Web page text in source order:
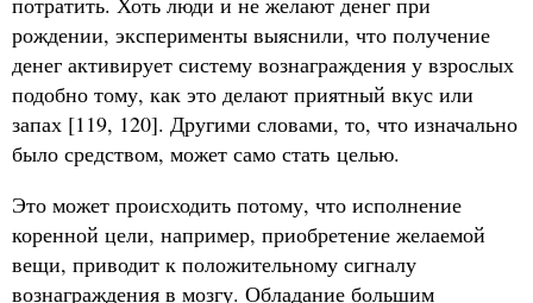
рождении, эксперименты выяснили, что получение
денег активирует систему вознаграждения у взрослых
подобно тому, как это делают приятный вкус или
запах [119, 120]. Другими словами, то, что изначально
было средством, может само стать целью.
Это может происходить потому, что исполнение
коренной цели, например, приобретение желаемой
вещи, приводит к положительному сигналу
вознаграждения в мозгу. Обладание большим